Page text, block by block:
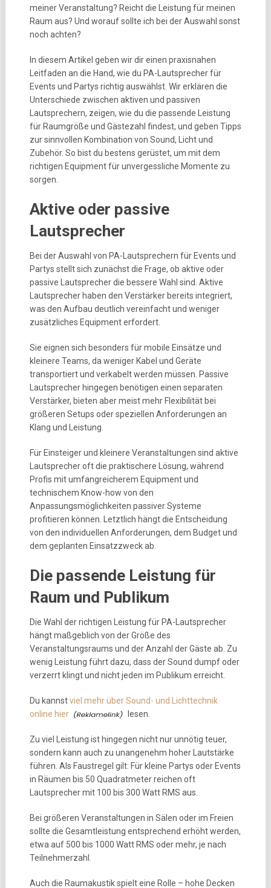
meiner Veranstaltung? Reicht die Leistung für meinen
Raum aus? Und worauf sollte ich bei der Auswahl sonst
noch achten?
In diesem Artikel geben wir dir einen praxisnahen
Leitfaden an die Hand, wie du PA-Lautsprecher für
Events und Partys richtig auswählst. Wir erklären die
Unterschiede zwischen aktiven und passiven
Lautsprechern, zeigen, wie du die passende Leistung
für Raumgröße und Gästezahl findest, und geben Tipps
zur sinnvollen Kombination von Sound, Licht und
Zubehör. So bist du bestens gerüstet, um mit dem
richtigen Equipment für unvergessliche Momente zu
sorgen.
Aktive oder passive
Lautsprecher
Bei der Auswahl von PA-Lautsprechern für Events und
Partys stellt sich zunächst die Frage, ob aktive oder
passive Lautsprecher die bessere Wahl sind. Aktive
Lautsprecher haben den Verstärker bereits integriert,
was den Aufbau deutlich vereinfacht und weniger
zusätzliches Equipment erfordert.
Sie eignen sich besonders für mobile Einsätze und
kleinere Teams, da weniger Kabel und Geräte
transportiert und verkabelt werden müssen. Passive
Lautsprecher hingegen benötigen einen separaten
Verstärker, bieten aber meist mehr Flexibilität bei
größeren Setups oder speziellen Anforderungen an
Klang und Leistung.
Für Einsteiger und kleinere Veranstaltungen sind aktive
Lautsprecher oft die praktischere Lösung, während
Profis mit umfangreicherem Equipment und
technischem Know-how von den
Anpassungsmöglichkeiten passiver Systeme
profitieren können. Letztlich hängt die Entscheidung
von den individuellen Anforderungen, dem Budget und
dem geplanten Einsatzzweck ab.
Die passende Leistung für
Raum und Publikum
Die Wahl der richtigen Leistung für PA-Lautsprecher
hängt maßgeblich von der Größe des
Veranstaltungsraums und der Anzahl der Gäste ab. Zu
wenig Leistung führt dazu, dass der Sound dumpf oder
verzerrt klingt und nicht jeden im Publikum erreicht.
Du kannstviel mehr über Sound- und Lichttechnik
online hier
lesen.
Zu viel Leistung ist hingegen nicht nur unnötig teuer,
sondern kann auch zu unangenehm hoher Lautstärke
führen. Als Faustregel gilt: Für kleine Partys oder Events
in Räumen bis 50 Quadratmeter reichen oft
Lautsprecher mit 100 bis 300 Watt RMS aus.
Bei größeren Veranstaltungen in Sälen oder im Freien
sollte die Gesamtleistung entsprechend erhöht werden,
etwa auf 500 bis 1000 Watt RMS oder mehr, je nach
Teilnehmerzahl.
Auch die Raumakustik spielt eine Rolle – hohe Decken